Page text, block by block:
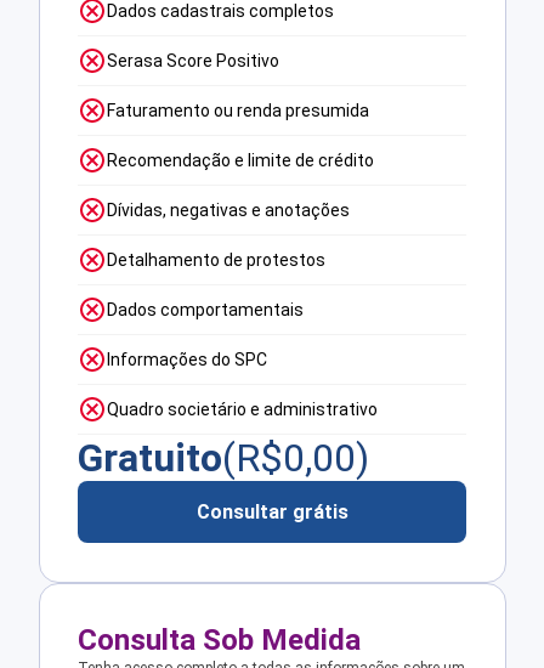
Dados cadastrais completos
Serasa Score Positivo
Faturamento ou renda presumida
Recomendação e limite de crédito
Dívidas, negativas e anotações
Detalhamento de protestos
Dados comportamentais
Informações do SPC
Quadro societário e administrativo
Gratuito(R$0,00)
Consultar grátis
Consulta Sob Medida